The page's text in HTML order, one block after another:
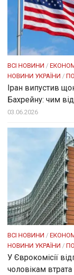
ВСІ НОВИНИ /
НОВИНИ УКРАЇНИ /
Іран випустив
Бахрейну: чим
03.06.2026
ВСІ НОВИНИ /
НОВИНИ УКРАЇНИ /
У Єврокомісії
чоловікам втрата